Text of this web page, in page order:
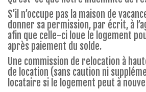
S’il n’occupe pas la maison de
donner sa permission, par écrit, à
afin que celle-ci loue le logement
après paiement du solde.
Une commission de relocation à
de location (sans caution ni
locataire si le logement peut à